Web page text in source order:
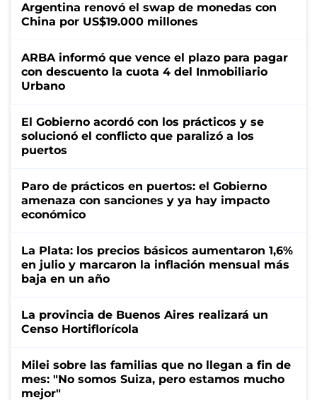
Argentina renovó el swap de monedas con
China por US$19.000 millones
ARBA informó que vence el plazo para pagar
con descuento la cuota 4 del Inmobiliario
Urbano
El Gobierno acordó con los prácticos y se
solucionó el conflicto que paralizó a los
puertos
Paro de prácticos en puertos: el Gobierno
amenaza con sanciones y ya hay impacto
económico
La Plata: los precios básicos aumentaron 1,6%
en julio y marcaron la inflación mensual más
baja en un año
La provincia de Buenos Aires realizará un
Censo Hortiflorícola
Milei sobre las familias que no llegan a fin de
mes: "No somos Suiza, pero estamos mucho
mejor"